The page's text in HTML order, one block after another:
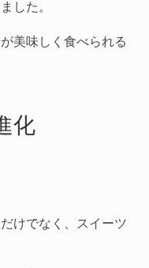
した。
美味しく食べられる
化
けでなく、スイーツ